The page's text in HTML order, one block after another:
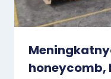
honeycomb,